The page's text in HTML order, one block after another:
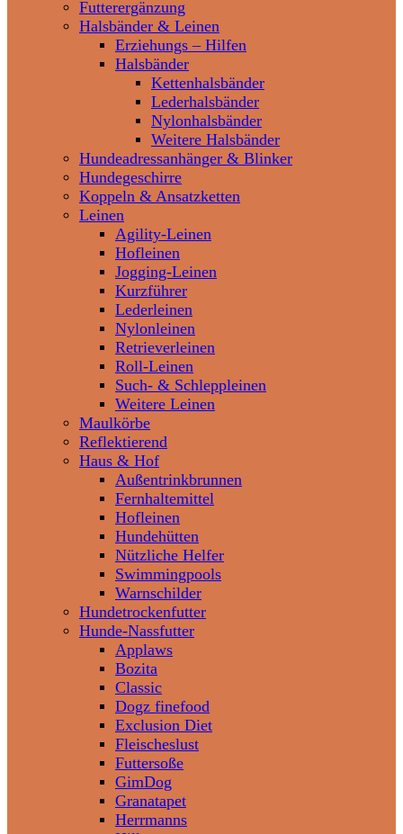
Futterergänzung
Halsbänder & Leinen
Erziehungs – Hilfen
Halsbänder
Kettenhalsbänder
Lederhalsbänder
Nylonhalsbänder
Weitere Halsbänder
Hundeadressanhänger & Blinker
Hundegeschirre
Koppeln & Ansatzketten
Leinen
Agility-Leinen
Hofleinen
Jogging-Leinen
Kurzführer
Lederleinen
Nylonleinen
Retrieverleinen
Roll-Leinen
Such- & Schleppleinen
Weitere Leinen
Maulkörbe
Reflektierend
Haus & Hof
Außentrinkbrunnen
Fernhaltemittel
Hofleinen
Hundehütten
Nützliche Helfer
Swimmingpools
Warnschilder
Hundetrockenfutter
Hunde-Nassfutter
Applaws
Bozita
Classic
Dogz finefood
Exclusion Diet
Fleischeslust
Futtersoße
GimDog
Granatapet
Herrmanns